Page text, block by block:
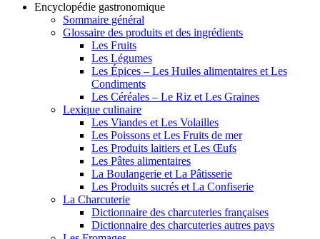
Encyclopédie gastronomique
Sommaire général
Glossaire des produits et des ingrédients
Les Fruits
Les Légumes
Les Épices – Les Huiles alimentaires et Les
Condiments
Les Céréales – Le Riz et Les Graines
Lexique culinaire
Les Viandes et Les Volailles
Les Poissons et Les Fruits de mer
Les Produits laitiers et Les Œufs
Les Pâtes alimentaires
La Boulangerie et La Pâtisserie
Les Produits sucrés et La Confiserie
La Charcuterie
Dictionnaire des charcuteries françaises
Dictionnaire des charcuteries autres pays